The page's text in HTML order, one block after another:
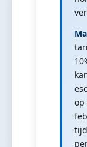
op